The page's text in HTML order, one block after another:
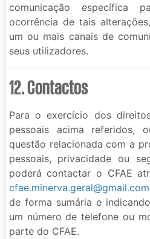
comunicação específica
ocorrência de tais
um ou mais canais de
seus utilizadores.
12. Contactos
Para o exercício dos
pessoais acima referidos,
questão relacionada com a
pessoais, privacidade ou
poderá contactar o CFAE
cfae.minerva.geral@gmail.com
de forma sumária e
um número de telefone ou
parte do CFAE.